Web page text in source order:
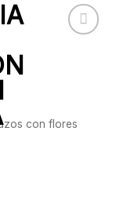
con flores